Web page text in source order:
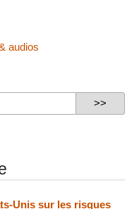
audios
Unis sur les risques